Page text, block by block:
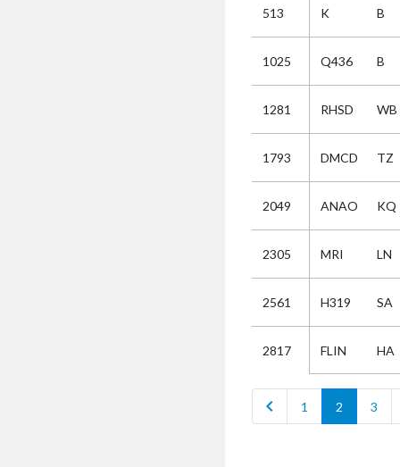
513 K B
1025 Q436 B
1281 RHSD WB
1793 DMCD TZ
2049 ANAO KQ
2305 MRI LN
2561 H319 SA
2817 FLIN HA
chevron_left 1 2 3